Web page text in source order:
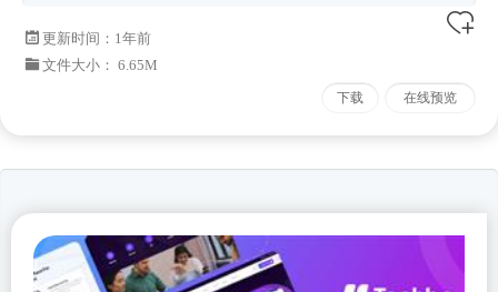
更新时间： 1年前
文件大小： 6.65M
下载 在线预览